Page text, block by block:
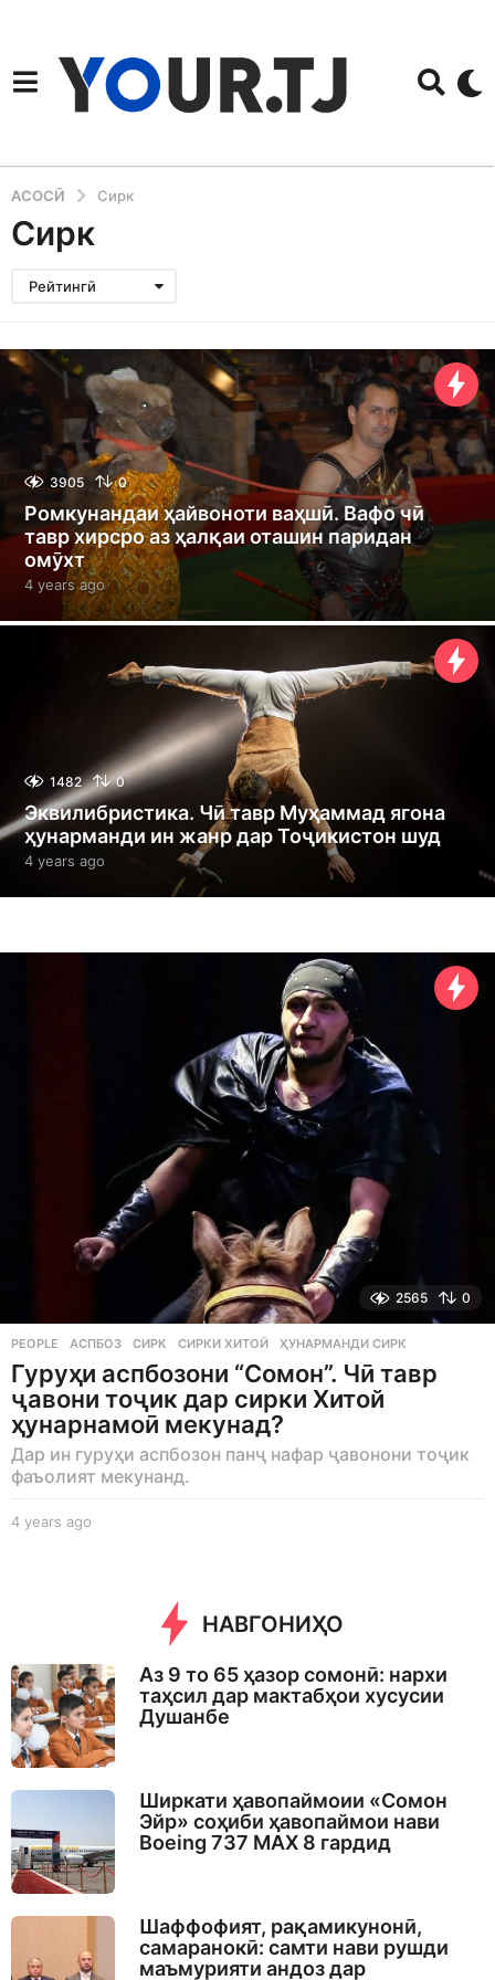
АСОСӢ Сирк
Сирк
Рейтингӣ
3905 0
Ромкунандаи ҳайвоноти ваҳшӣ. Вафо чӣ
тавр хирсро аз ҳалқаи оташин паридан
омӯхт
4 years ago4
y
e
r
s
o
1482 0
Эквилибристика. Чӣ тавр Муҳаммад ягона
ҳунарманди ин жанр дар Тоҷикистон шуд
4 years ago
e
2565 0
PEOPLE АСПБОЗ ,СИРК ,СИРКИ ХИТОЙ ,ҲУНАРМАНДИ СИРК
Гуруҳи аспбозони “Сомон”. Чӣ тавр
ҷавони тоҷик дар сирки Хитой
ҳунарнамоӣ мекунад?
Дар ин гуруҳи аспбозон панҷ нафар ҷавонони тоҷик
фаъолият мекунанд.
4 years ago
g
o
НАВГОНИҲО
Аз 9 то 65 ҳазор сомонӣ: нархи
таҳсил дар мактабҳои хусусии
Душанбе
Ширкати ҳавопаймоии «Сомон
Эйр» соҳиби ҳавопаймои нави
Boeing 737 MAX 8 гардид
Шаффофият, рақамикунонӣ,
самаранокӣ: самти нави рушди
маъмурияти андоз дар